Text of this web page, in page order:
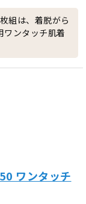
組は、着脱がら
ワンタッチ肌着
ワンタッチ